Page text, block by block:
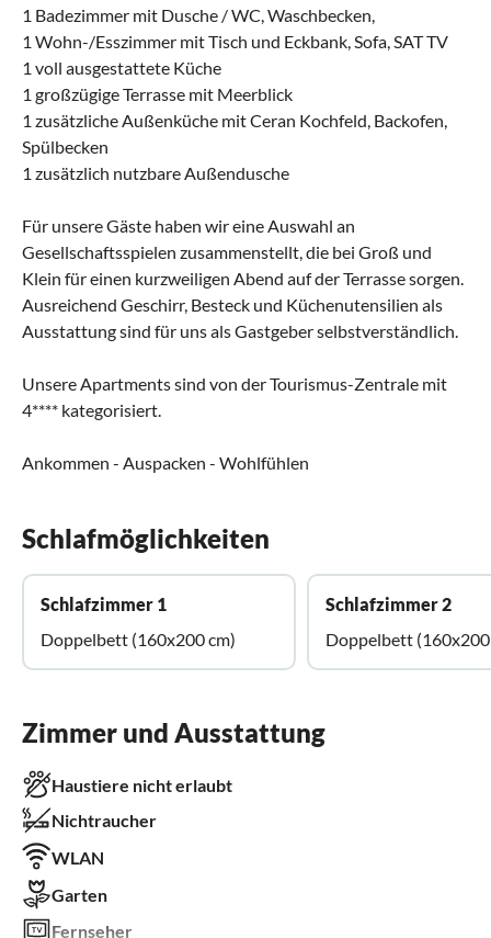
1 Badezimmer mit Dusche / WC, Waschbecken,
1 Wohn-/Esszimmer mit Tisch und Eckbank, Sofa, SAT TV
1 voll ausgestattete Küche
1 großzügige Terrasse mit Meerblick
1 zusätzliche Außenküche mit Ceran Kochfeld, Backofen,
Spülbecken
1 zusätzlich nutzbare Außendusche
Für unsere Gäste haben wir eine Auswahl an
Gesellschaftsspielen zusammenstellt, die bei Groß und
Klein für einen kurzweiligen Abend auf der Terrasse sorgen.
Ausreichend Geschirr, Besteck und Küchenutensilien als
Ausstattung sind für uns als Gastgeber selbstverständlich.
Unsere Apartments sind von der Tourismus-Zentrale mit
4**** kategorisiert.
Ankommen - Auspacken - Wohlfühlen
Schlafmöglichkeiten
Schlafzimmer 1
Doppelbett (160x200 cm)
Schlafzimmer 2
Doppelbett (160x200
Zimmer und Ausstattung
Haustiere nicht erlaubt
Nichtraucher
WLAN
Garten
Fernseher